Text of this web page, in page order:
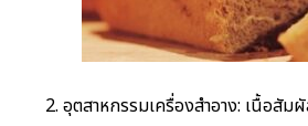
อุตสาหกรรมเครื่องสำอาง: เนื้อสั